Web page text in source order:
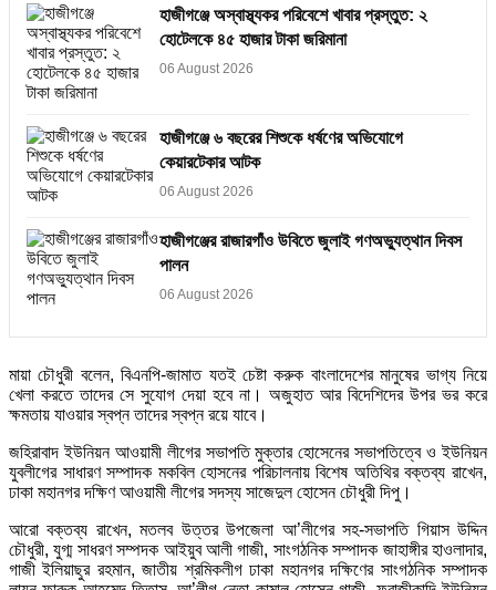
হাজীগঞ্জে অস্বাস্থ্যকর পরিবেশে খাবার প্রস্তুত: ২
হোটেলকে ৪৫ হাজার টাকা জরিমানা
06 August 2026
হাজীগঞ্জে ৬ বছরের শিশুকে ধর্ষণের অভিযোগে
কেয়ারটেকার আটক
06 August 2026
হাজীগঞ্জের রাজারগাঁও উবিতে জুলাই গণঅভ্যুত্থান দিবস
পালন
06 August 2026
মায়া চৌধুরী বলেন, বিএনপি-জামাত যতই চেষ্টা করুক বাংলাদেশের মানুষের ভাগ্য নিয়ে
খেলা করতে তাদের সে সুযোগ দেয়া হবে না। অজুহাত আর বিদেশিদের উপর ভর করে
ক্ষমতায় যাওয়ার স্বপ্ন তাদের স্বপ্ন রয়ে যাবে।
জহিরাবাদ ইউনিয়ন আওয়ামী লীগের সভাপতি মুক্তার হোসেনের সভাপতিত্বে ও ইউনিয়ন
যুবলীগের সাধারণ সম্পাদক মকবিল হোসনের পরিচালনায় বিশেষ অতিথির বক্তব্য রাখেন,
ঢাকা মহানগর দক্ষিণ আওয়ামী লীগের সদস্য সাজেদুল হোসেন চৌধুরী দিপু।
আরো বক্তব্য রাখেন, মতলব উত্তর উপজেলা আ’লীগের সহ-সভাপতি গিয়াস উদ্দিন
চৌধুরী, যুগ্ম সাধরণ সম্পদক আইয়ুব আলী গাজী, সাংগঠনিক সম্পাদক জাহাঙ্গীর হাওলাদার,
গাজী ইলিয়াছুর রহমান, জাতীয় শ্রমিকলীগ ঢাকা মহানগর দক্ষিণের সাংগঠনিক সম্পাদক